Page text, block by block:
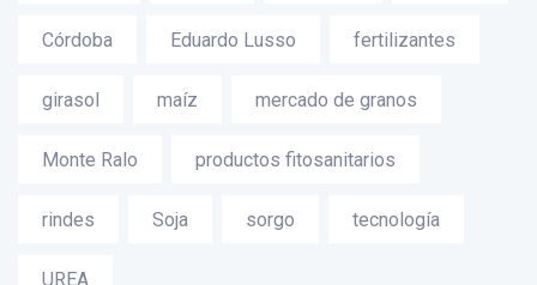
Córdoba Eduardo Lusso fertilizantes
girasol maíz mercado de granos
Monte Ralo productos fitosanitarios
rindes Soja sorgo tecnología
UREA